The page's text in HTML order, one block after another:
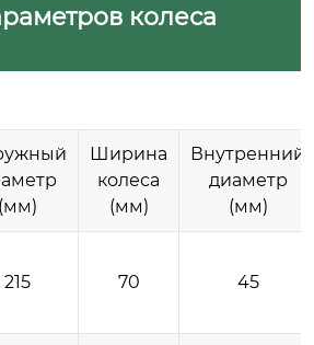
колеса
(мм)
Ширина
колеса
(мм)
Внутренний
диаметр
(мм)
215 70 45